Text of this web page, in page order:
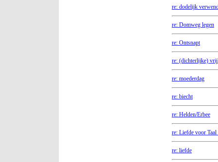
re: dodelijk
re: Domweg legen
re: Ontsnapt
re: (dichterlijke)
re: moederdag
re: biecht
re: Helden/Erbee
re: Liefde voor Taal
re: liefde